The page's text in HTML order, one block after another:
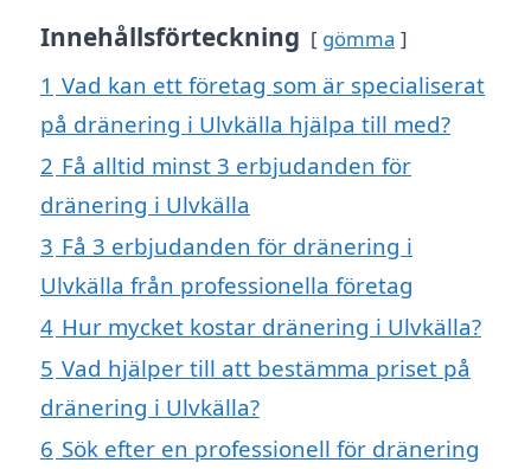
Innehållsförteckning gömma
1 Vad kan ett företag som är specialiserat
på dränering i Ulvkälla hjälpa till med?
2 Få alltid minst 3 erbjudanden för
dränering i Ulvkälla
3 Få 3 erbjudanden för dränering i
Ulvkälla från professionella företag
4 Hur mycket kostar dränering i Ulvkälla?
5 Vad hjälper till att bestämma priset på
dränering i Ulvkälla?
6 Sök efter en professionell för dränering